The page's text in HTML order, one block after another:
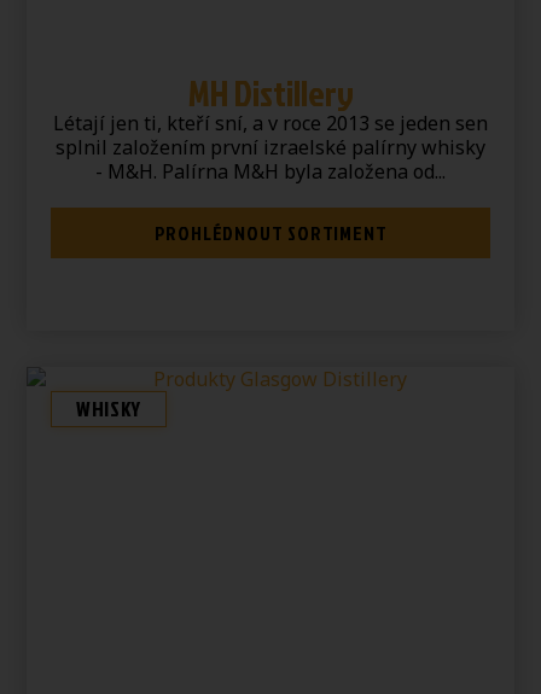
MH Distillery
Létají jen ti, kteří sní, a v roce 2013 se jeden sen
splnil založením první izraelské palírny whisky
- M&H. Palírna M&H byla založena od...
PROHLÉDNOUT SORTIMENT
WHISKY